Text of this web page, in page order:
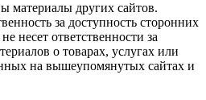
материалы других сайтов.
за доступность сторонних
несет ответственности за
о товарах, услугах или
на вышеупомянутых сайтах и